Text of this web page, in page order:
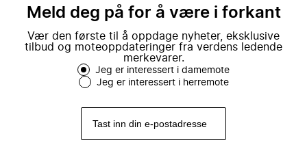
Meld deg på for å være i forkant
Vær den første til å oppdage nyheter, eksklusive
tilbud og moteoppdateringer fra verdens ledende
merkevarer.
Jeg er interessert i damemote
Jeg er interessert i herremote